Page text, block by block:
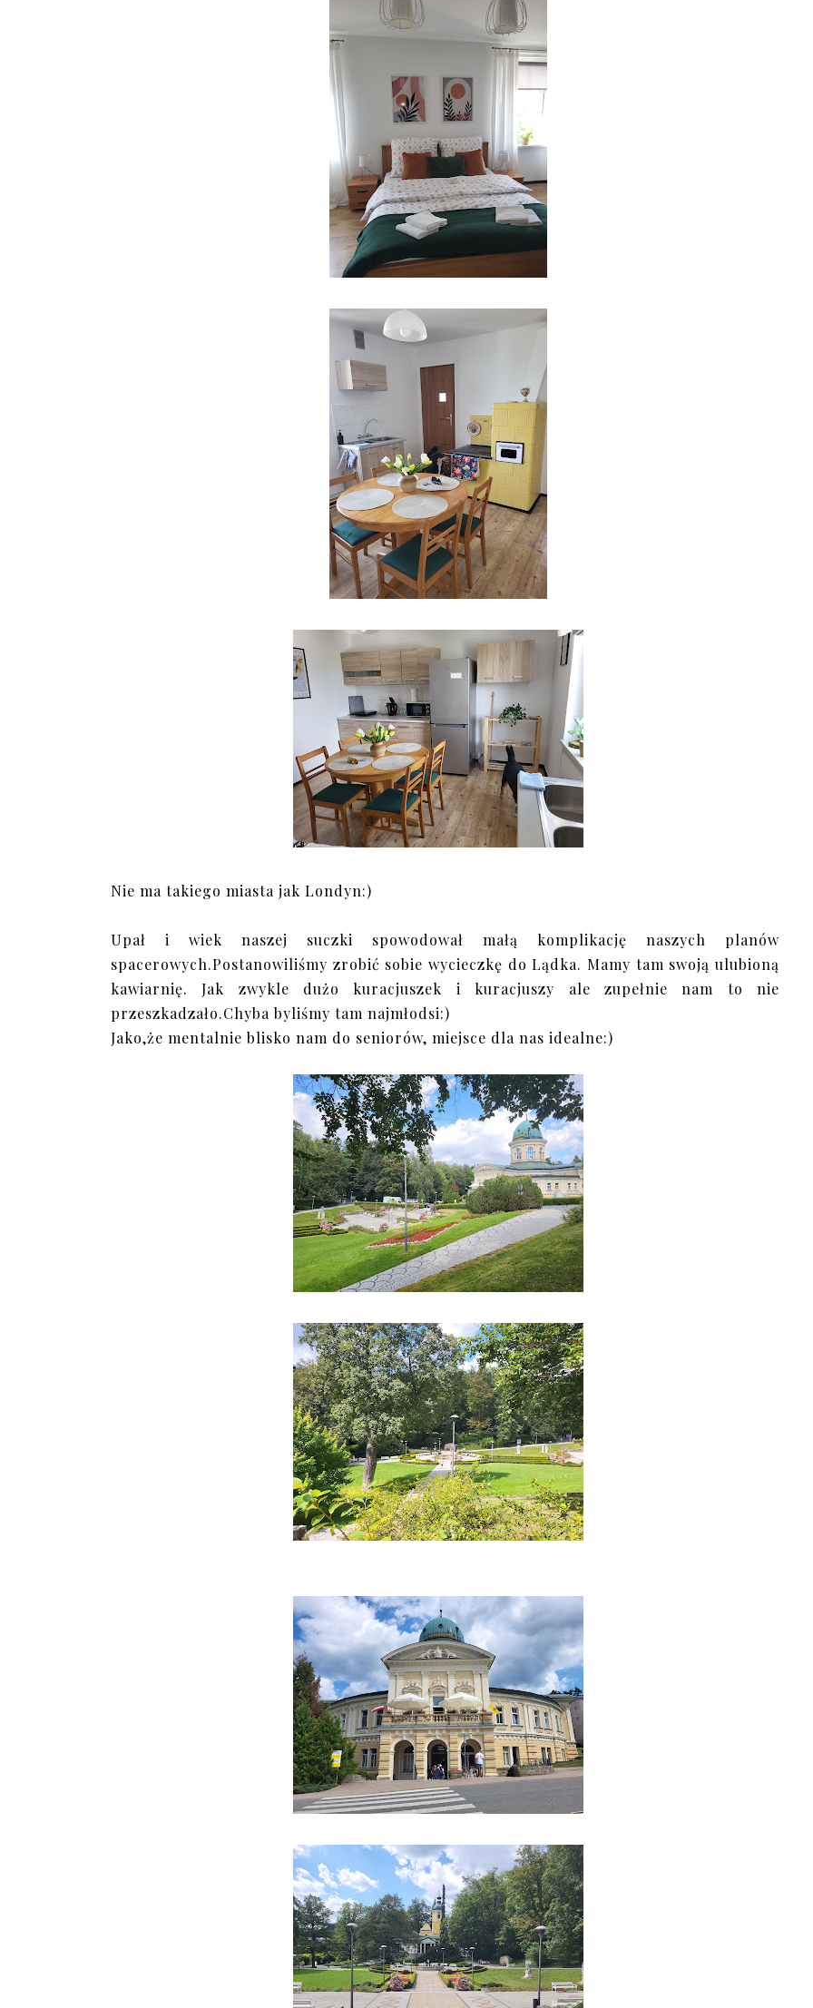
Nie ma takiego miasta jak Londyn:)
Upał i wiek naszej suczki spowodował małą komplikację naszych planów
spacerowych.Postanowiliśmy zrobić sobie wycieczkę do Lądka. Mamy tam swoją ulubioną
kawiarnię. Jak zwykle dużo kuracjuszek i kuracjuszy ale zupełnie nam to nie
przeszkadzało.Chyba byliśmy tam najmłodsi:)
Jako,że mentalnie blisko nam do seniorów, miejsce dla nas idealne:)